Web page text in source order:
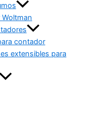
contador
extensibles para